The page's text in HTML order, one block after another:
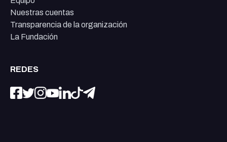
Nuestras cuentas
Transparencia de la organización
La Fundación
REDES